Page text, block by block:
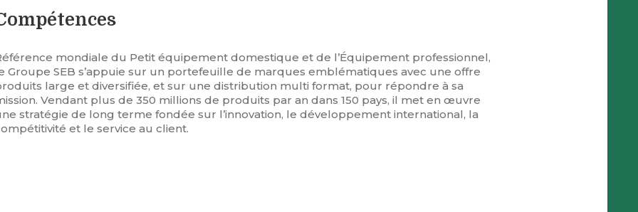
mondiale du Petit équipement domestique et de l’Équipement professionnel,
Groupe SEB s’appuie sur un portefeuille de marques emblématiques avec une offre
large et diversifiée, et sur une distribution multi format, pour répondre à sa
Vendant plus de 350 millions de produits par an dans 150 pays, il met en œuvre
stratégie de long terme fondée sur l’innovation, le développement international, la
et le service au client.